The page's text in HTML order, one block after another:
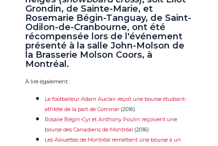
Grondin, de Sainte-Marie, et
Rosemarie Bégin-Tanguay, de Saint-
Odilon-de-Cranbourne, ont été
récompensée lors de l'événement
présenté à la salle John-Molson de
la Brasserie Molson Coors, à
Montréal.
À lire également :
Le footballeur Adam Auclair reçoit une bourse étudiant-
athlète de la part de Cominar (2016)
Rosalie Bégin-Cyr et Anthony Poulin reçoivent une
bourse des Canadiens de Montréal (2016)
Les Alouettes de Montréal remettent une bourse à un